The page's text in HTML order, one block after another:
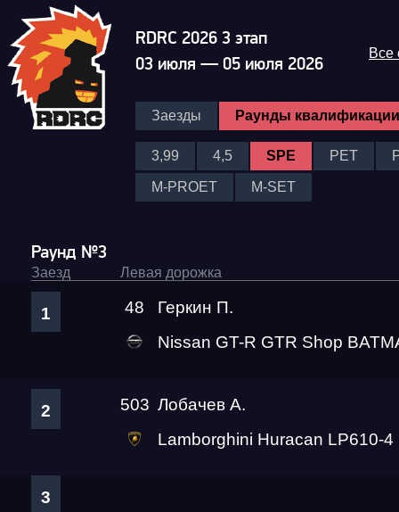
RDRC 2026 3 этап
03 июля — 05 июля 2026
Все
Заезды Раунды квалификации
3,99 4,5 SPE PET
M-PROET M-SET
Раунд №3
Заезд Левая дорожка
1 48
Геркин П.
Nissan GT-R GTR Shop
2 503 Лобачев А.
Lamborghini Huracan LP610-
3